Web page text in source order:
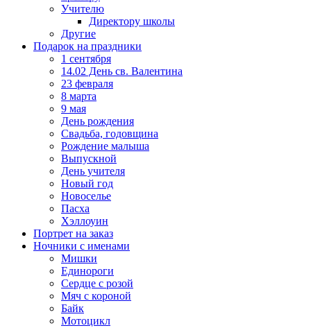
Учителю
Директору школы
Другие
Подарок на праздники
1 сентября
14.02 День св. Валентина
23 февраля
8 марта
9 мая
День рождения
Свадьба, годовщина
Рождение малыша
Выпускной
День учителя
Новый год
Новоселье
Пасха
Хэллоуин
Портрет на заказ
Ночники с именами
Мишки
Единороги
Сердце с розой
Мяч с короной
Байк
Мотоцикл